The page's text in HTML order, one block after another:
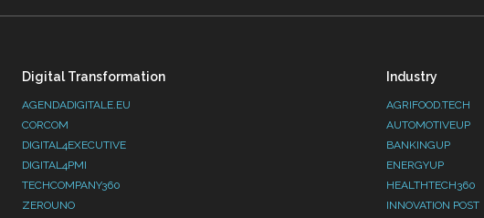
Digital Transformation
AGENDADIGITALE.EU
CORCOM
DIGITAL4EXECUTIVE
DIGITAL4PMI
TECHCOMPANY360
ZEROUNO
Industry
AGRIFOOD.TECH
AUTOMOTIVEUP
BANKINGUP
ENERGYUP
HEALTHTECH360
INNOVATION POST